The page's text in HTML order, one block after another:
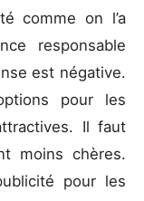
comme on l’a
responsable
est négative.
pour les
Il faut
moins chères.
pour les